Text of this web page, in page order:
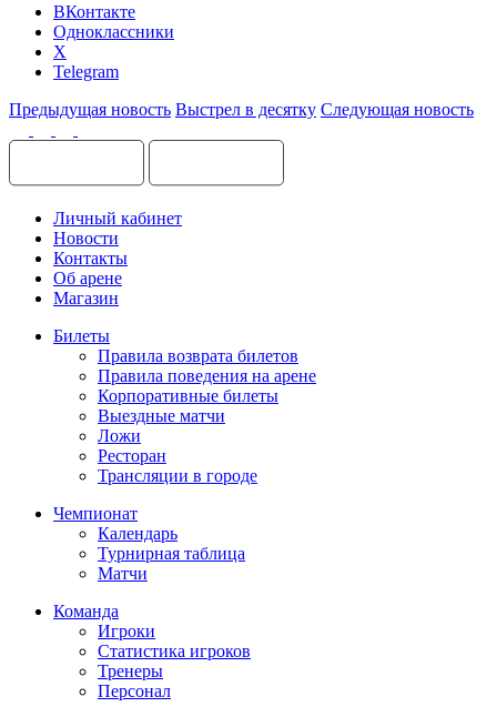
ВКонтакте
Одноклассники
X
Telegram
Предыдущая новость Выстрел в десятку Следующая новость
Личный кабинет
Новости
Контакты
Об арене
Магазин
Билеты
Правила возврата билетов
Правила поведения на арене
Корпоративные билеты
Выездные матчи
Ложи
Ресторан
Трансляции в городе
Чемпионат
Календарь
Турнирная таблица
Матчи
Команда
Игроки
Статистика игроков
Тренеры
Персонал